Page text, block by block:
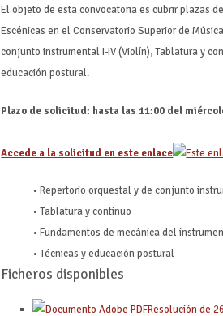
El objeto de esta convocatoria es cubrir plazas
Escénicas en el Conservatorio Superior de
conjunto instrumental I-IV (Violín), Tablatura y
educación postural.
Plazo de solicitud: hasta las 11:00 del
Accede a la solicitud en este enlace
•Repertorio orquestal y de conjunto
• Tablatura y continuo
• Fundamentos de mecánica del
• Técnicas y educación postural
Ficheros disponibles
Resolución de